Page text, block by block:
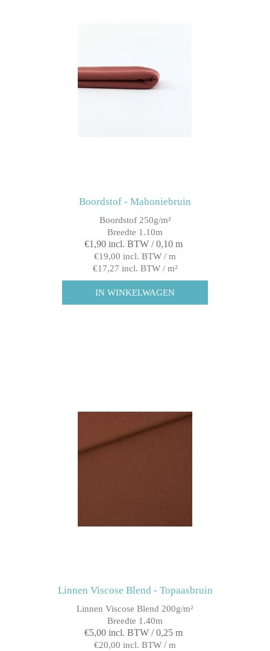
Boordstof - Mahoniebruin
Boordstof 250g/m²
Breedte 1.10m
€1,90 incl. BTW / 0,10 m
€19,00 incl. BTW / m
€17,27 incl. BTW / m²
Linnen Viscose Blend - Topaasbruin
Linnen Viscose Blend 200g/m²
Breedte 1.40m
€5,00 incl. BTW / 0,25 m
€20,00 incl. BTW / m